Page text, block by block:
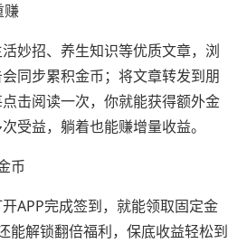
赚
妙招、养生知识等优质文章，浏
同步累积金币；将文章转发到朋
击阅读一次，你就能获得额外金
受益，躺着也能赚增量收益。
币
APP完成签到，就能领取固定金
能解锁翻倍福利，保底收益轻松到